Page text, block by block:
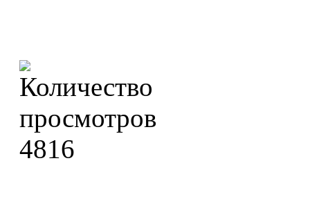
4816